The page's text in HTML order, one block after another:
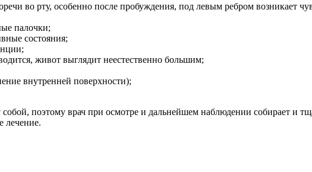
во рту, особенно после пробуждения, под левым ребром возникает
палочки;
состояния;
живот выглядит неестественно большим;
внутренней поверхности);
поэтому врач при осмотре и дальнейшем наблюдении собирает и
лечение.